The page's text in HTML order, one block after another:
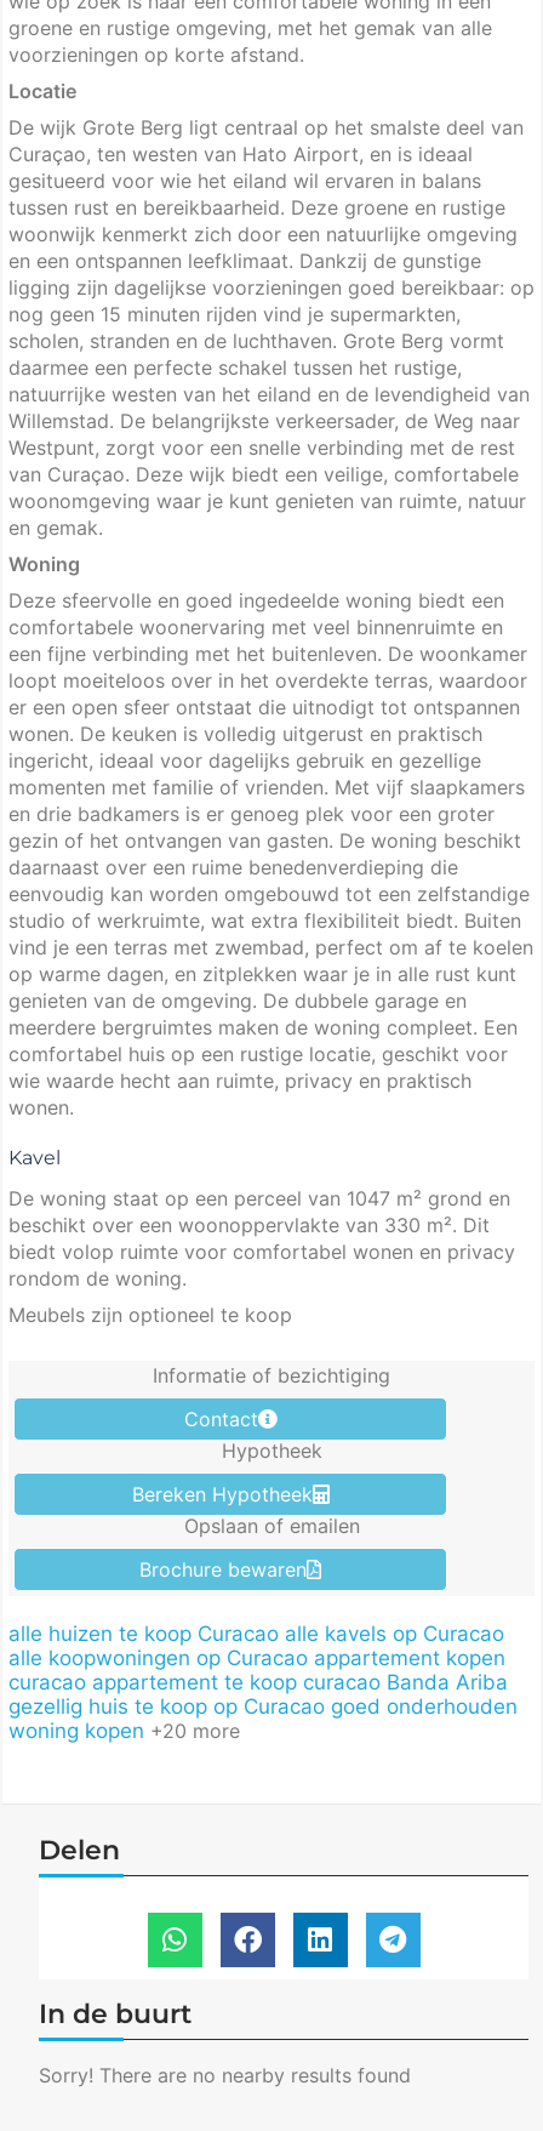
groene en rustige omgeving, met het gemak van alle
voorzieningen op korte afstand.
Locatie
De wijk Grote Berg ligt centraal op het smalste deel van
Curaçao, ten westen van Hato Airport, en is ideaal
gesitueerd voor wie het eiland wil ervaren in balans
tussen rust en bereikbaarheid. Deze groene en rustige
woonwijk kenmerkt zich door een natuurlijke omgeving
en een ontspannen leefklimaat. Dankzij de gunstige
ligging zijn dagelijkse voorzieningen goed bereikbaar: op
nog geen 15 minuten rijden vind je supermarkten,
scholen, stranden en de luchthaven. Grote Berg vormt
daarmee een perfecte schakel tussen het rustige,
natuurrijke westen van het eiland en de levendigheid van
Willemstad. De belangrijkste verkeersader, de Weg naar
Westpunt, zorgt voor een snelle verbinding met de rest
van Curaçao. Deze wijk biedt een veilige, comfortabele
woonomgeving waar je kunt genieten van ruimte, natuur
en gemak.
Woning
Deze sfeervolle en goed ingedeelde woning biedt een
comfortabele woonervaring met veel binnenruimte en
een fijne verbinding met het buitenleven. De woonkamer
loopt moeiteloos over in het overdekte terras, waardoor
er een open sfeer ontstaat die uitnodigt tot ontspannen
wonen. De keuken is volledig uitgerust en praktisch
ingericht, ideaal voor dagelijks gebruik en gezellige
momenten met familie of vrienden. Met vijf slaapkamers
en drie badkamers is er genoeg plek voor een groter
gezin of het ontvangen van gasten. De woning beschikt
daarnaast over een ruime benedenverdieping die
eenvoudig kan worden omgebouwd tot een zelfstandige
studio of werkruimte, wat extra flexibiliteit biedt. Buiten
vind je een terras met zwembad, perfect om af te koelen
op warme dagen, en zitplekken waar je in alle rust kunt
genieten van de omgeving. De dubbele garage en
meerdere bergruimtes maken de woning compleet. Een
comfortabel huis op een rustige locatie, geschikt voor
wie waarde hecht aan ruimte, privacy en praktisch
wonen.
Kavel
De woning staat op een perceel van 1047 m² grond en
beschikt over een woonoppervlakte van 330 m². Dit
biedt volop ruimte voor comfortabel wonen en privacy
rondom de woning.
Meubels zijn optioneel te koop
Informatie of bezichtiging
Contact
Hypotheek
Bereken Hypotheek
Opslaan of emailen
Brochure bewaren
alle huizen te koop Curacao alle kavels op Curacao
alle koopwoningen op Curacao appartement kopen
curacao appartement te koop curacao Banda Ariba
gezellig huis te koop op Curacao goed onderhouden
woning kopen +20 more
Delen
In de buurt
Sorry! There are no nearby results found